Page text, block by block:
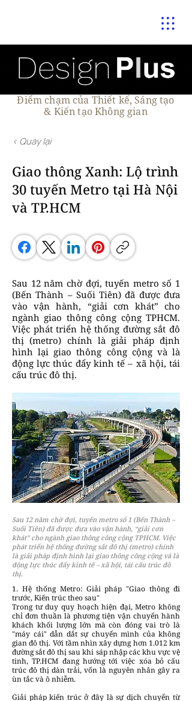
Điểm chạm của Thiết kế, Sáng tạo
& Kiến tạo Không gian
< Quay lại
Giao thông Xanh: Lộ trình
30 tuyến Metro tại Hà Nội
và TP.HCM
Sau 12 năm chờ đợi, tuyến metro số 1
(Bến Thành – Suối Tiên) đã được đưa
vào vận hành, “giải cơn khát” cho
ngành giao thông công cộng TPHCM.
Việc phát triển hệ thống đường sắt đô
thị (metro) chính là giải pháp định
hình lại giao thông công cộng và là
động lực thúc đẩy kinh tế – xã hội, tái
cấu trúc đô thị.
Sau 12 năm chờ đợi, tuyến metro số 1 (Bến Thành –
Suối Tiên) đã được đưa vào vận hành, “giải cơn
khát” cho ngành giao thông công cộng TPHCM. Việc
phát triển hệ thống đường sắt đô thị (metro) chính
là giải pháp định hình lại giao thông công cộng và là
động lực thúc đẩy kinh tế – xã hội, tái cấu trúc đô
thị.
1. Hệ thống Metro: Giải pháp "Giao thông đi
trước, Kiến trúc theo sau"
Trong tư duy quy hoạch hiện đại, Metro không
chỉ đơn thuần là phương tiện vận chuyển hành
khách khối lượng lớn mà còn đóng vai trò là
"máy cái" dẫn dắt sự chuyển mình của không
gian đô thị. Với tầm nhìn xây dựng hơn 1.012 km
đường sắt đô thị sau khi sáp nhập các khu vực vệ
tinh, TP.HCM đang hướng tới việc xóa bỏ cấu
trúc đô thị dàn trải, vốn là nguyên nhân gây ra
ùn tắc và ô nhiễm.
Giải pháp kiến trúc ở đây là sự dịch chuyển từ